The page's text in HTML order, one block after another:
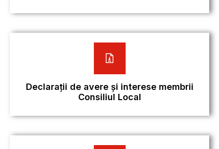
Declarații de avere și interese membrii
Consiliul Local